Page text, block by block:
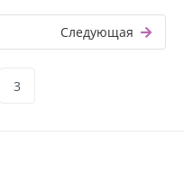
Следующая
3